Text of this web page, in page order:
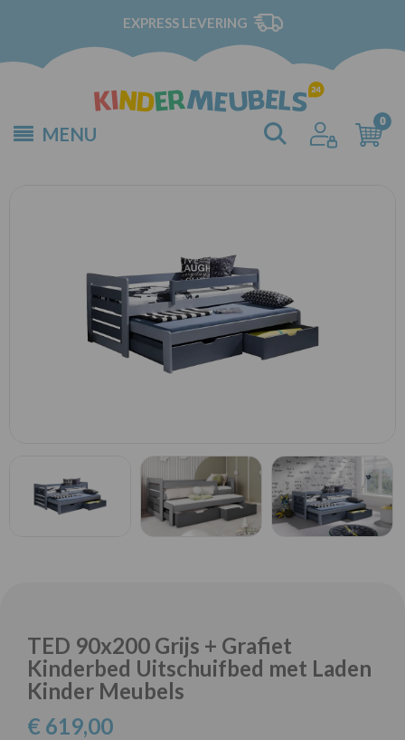
EXPRESS LEVERING
MENU
TED 90x200 Grijs + Grafiet
Kinderbed Uitschuifbed met Laden
Kinder Meubels
€ 619,00